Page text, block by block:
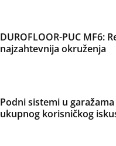
DUROFLOOR-PUC MF6:
najzahtevnija okruženja
Podni sistemi u
ukupnog korisničkog